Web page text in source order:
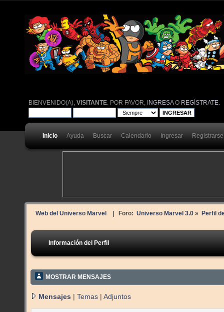
BIENVENIDO(A),VISITANTE . POR FAVOR, INGRESAO REGÍSTRATE
Inicio Ayuda Buscar Calendario Ingresar Registrarse
Web del Universo Marvel | Foro: Universo Marvel 3.0» Perfil
Información del Perfil
MOSTRAR MENSAJES
Mensajes | Temas | Adjuntos